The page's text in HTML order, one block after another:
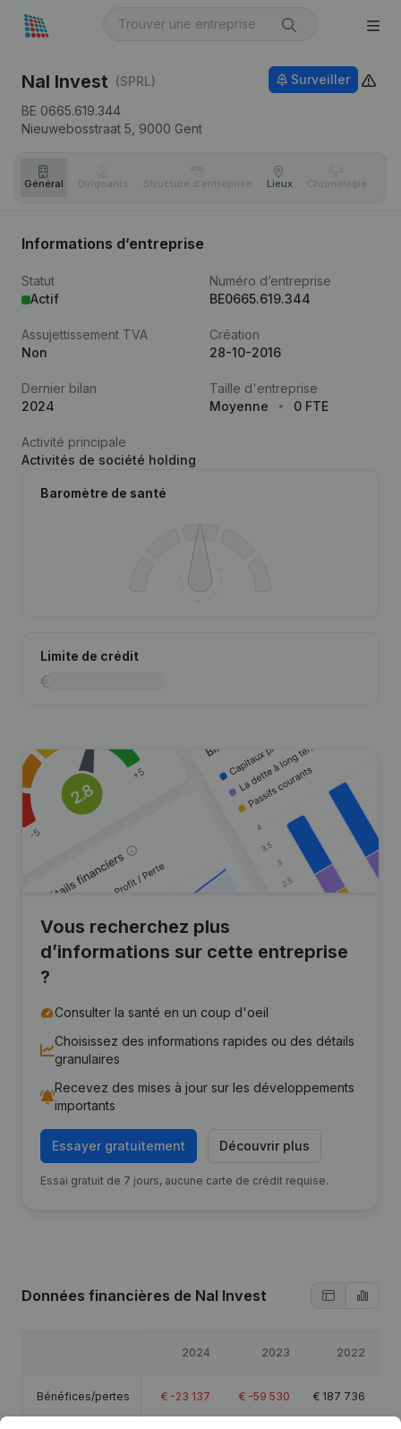
Nal Invest (SPRL)
BE 0665.619.344
Nieuwebosstraat 5, 9000 Gent
Surveiller
Général Dirigeants Structure d'entreprise Lieux Chronologie
Informations d’entreprise
Statut
Actif
Numéro d’entreprise
BE0665.619.344
Assujettissement TVA
Non
Création
28-10-2016
Dernier bilan
2024
Taille d'entreprise
Moyenne
0 FTE
Activité principale
Activités de société holding
Baromètre de santé
Limite de crédit
Vous recherchez plus
d’informations sur cette entreprise
?
Consulter la santé en un coup d'oeil
Choisissez des informations rapides ou des détails
granulaires
Recevez des mises à jour sur les développements
importants
Essayer gratuitement Découvrir plus
Essai gratuit de 7 jours, aucune carte de crédit requise.
Données financières de Nal Invest
2024 2023 2022
Bénéfices/pertes € -23 137 € -59 530 € 187 736